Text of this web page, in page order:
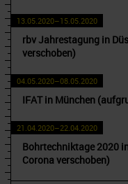
13.05.2020–15.05.2020
rbv Jahrestagung in
verschoben)
04.05.2020–08.05.2020
IFAT in München
21.04.2020–22.04.2020
Bohrtechniktage 2020
Corona verschoben)